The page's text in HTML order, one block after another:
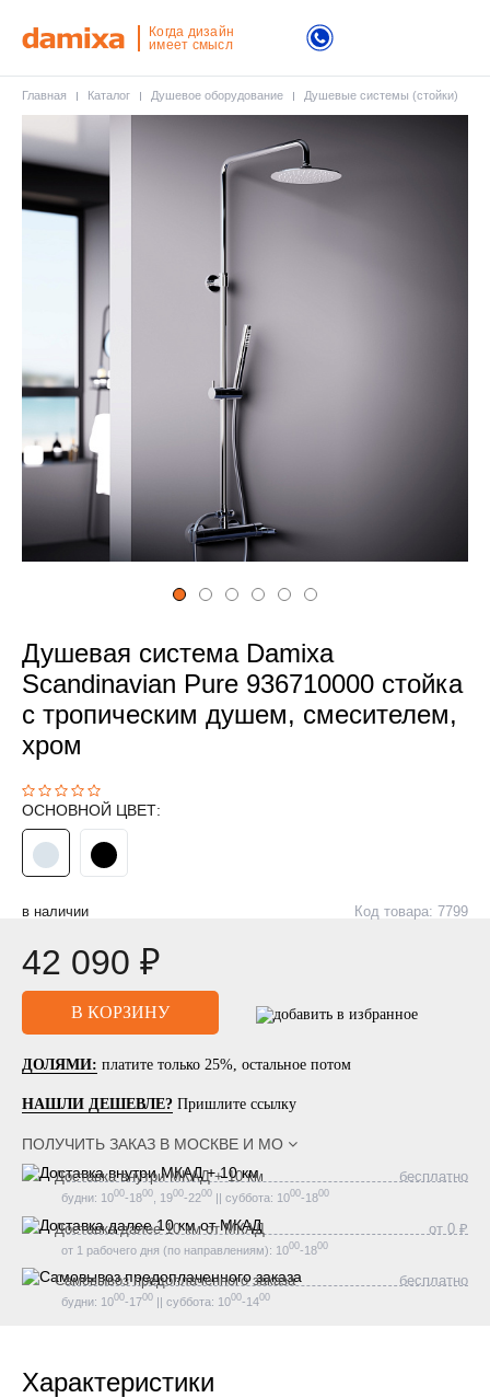
Когда дизайн
имеет смысл
Главная Каталог Душевое оборудование Душевые системы (стойки)
Душевая система Damixa
Scandinavian Pure 936710000 стойка
с тропическим душем, смесителем,
хром
ОСНОВНОЙ ЦВЕТ:
Код товара: 7799
в наличии
42 090 ₽
ДОЛЯМИ: платите только 25%, остальное потом
НАШЛИ ДЕШЕВЛЕ? Пришлите ссылку
ПОЛУЧИТЬ ЗАКАЗ В МОСКВЕ И МО
Доставка внутри МКАД + 10 км
будни: 1000-1800 , 1900-2200 || суббота: 1000-1800
бесплатно
Доставка далее 10 км от МКАД
от 1 рабочего дня (по направлениям): 1000-1800
от 0 ₽
Самовывоз предоплаченного заказа
будни: 1000-1700 || суббота: 1000-1400
бесплатно
Характеристики